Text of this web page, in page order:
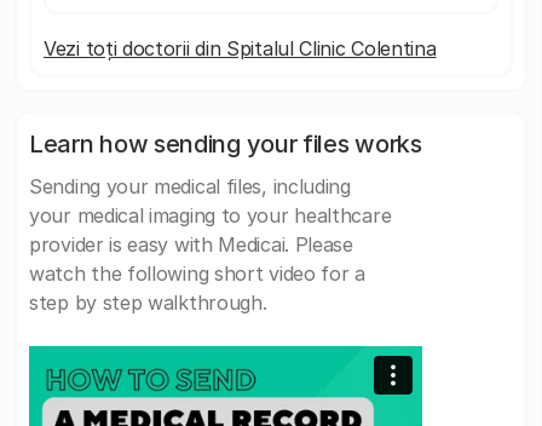
Vezi toți doctorii din Spitalul Clinic Colentina
Learn how sending your files works
Sending your medical files, including
your medical imaging to your healthcare
provider is easy with Medicai. Please
watch the following short video for a
step by step walkthrough.